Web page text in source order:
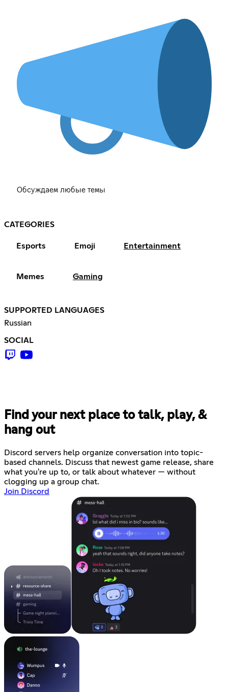
Обсуждаем любые темы
CATEGORIES
Esports Emoji Entertainment
Memes Gaming
SUPPORTED LANGUAGES
Russian
SOCIAL
Find your next place to talk, play, &
hang out
Discord servers help organize conversation into topic-
based channels. Discuss that newest game release, share
what you're up to, or talk about whatever — without
clogging up a group chat.
Join Discord